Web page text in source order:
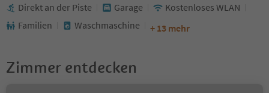
Direkt an der Piste Garage
Kostenloses WLAN
Familien
Waschmaschine + 13 mehr
Zimmer entdecken